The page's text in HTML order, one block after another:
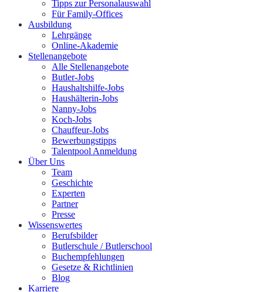
Tipps zur Personalauswahl
Für Family-Offices
Ausbildung
Lehrgänge
Online-Akademie
Stellenangebote
Alle Stellenangebote
Butler-Jobs
Haushaltshilfe-Jobs
Haushälterin-Jobs
Nanny-Jobs
Koch-Jobs
Chauffeur-Jobs
Bewerbungstipps
Talentpool Anmeldung
Über Uns
Team
Geschichte
Experten
Partner
Presse
Wissenswertes
Berufsbilder
Butlerschule / Butlerschool
Buchempfehlungen
Gesetze & Richtlinien
Blog
Karriere